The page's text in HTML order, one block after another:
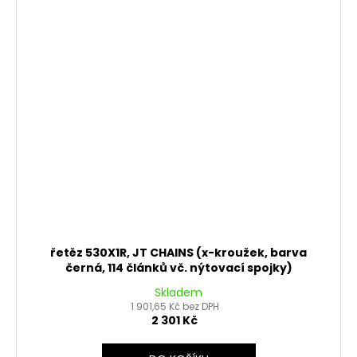
řetěz 530X1R, JT CHAINS (x-kroužek, barva
černá, 114 článků vč. nýtovací spojky)
Skladem
1 901,65 Kč bez DPH
2 301 Kč